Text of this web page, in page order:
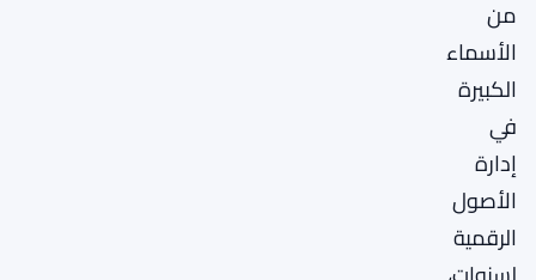
من
الأسماء
الكبيرة
في
إدارة
الأصول
الرقمية